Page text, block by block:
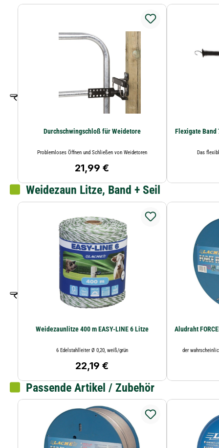
Durchschwingschloß für Weidetore
Problemloses Öffnen und Schließen von Weidetoren
Regulärer Preis:
21,99 €
Flexigate Band
Das
Weidezaun Litze, Band + Seil
Weidezaunlitze 400 m EASY-LINE 6 Litze
6 Edelstahlleiter Ø 0,20, weiß/grün
Regulärer Preis:
22,19 €
Aludraht
der
Passende Artikel / Zubehör